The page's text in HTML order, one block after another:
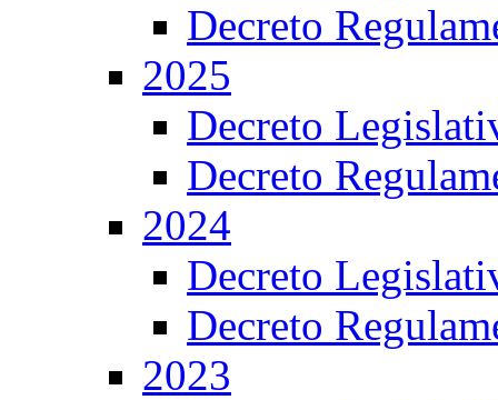
Decreto
2025
Decreto
Decreto
2024
Decreto
Decreto
2023